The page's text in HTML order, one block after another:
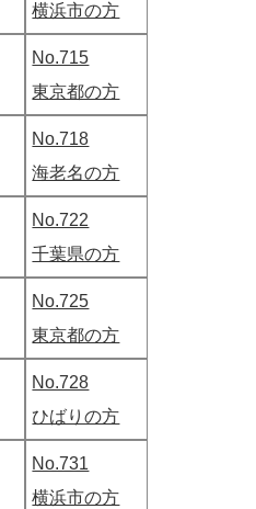
横浜市の方
No.715
東京都の方
No.718
海老名の方
No.722
千葉県の方
No.725
東京都の方
No.728
ひばりの方
No.731
横浜市の方